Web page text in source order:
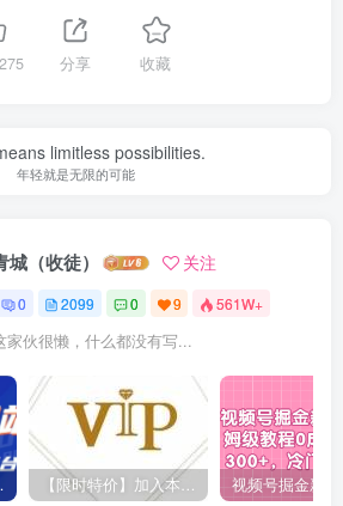
275 分享 收藏
limitless possibilities.
年轻就是无限的可能
城（收徒） 关注
0 2099 0 9 561W+
家伙很懒，什么都没有写...
动赚钱！ 【限时特价】加入本站VIP会员，海量最新各大团队网赚内部教程全免费，每天持续更新！